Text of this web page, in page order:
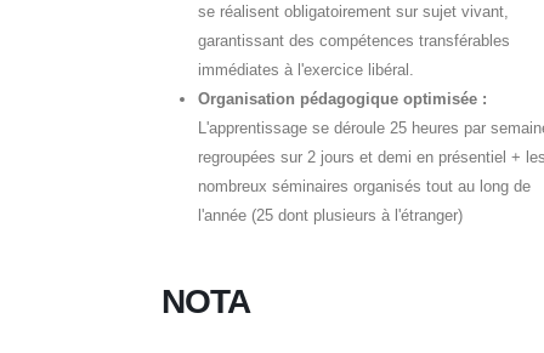
se réalisent obligatoirement sur sujet vivant,
garantissant des compétences transférables
immédiates à l'exercice libéral.
Organisation pédagogique optimisée :
L'apprentissage se déroule 25 heures par
regroupées sur 2 jours et demi en présentiel +
nombreux séminaires organisés tout au long de
l'année (25 dont plusieurs à l'étranger)
NOTA